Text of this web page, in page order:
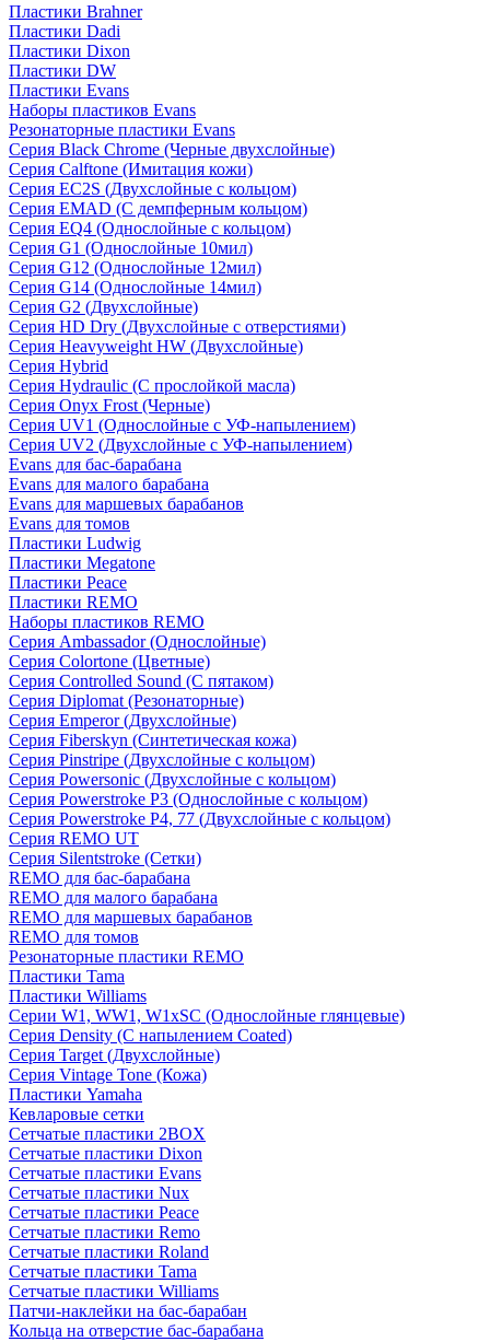
Пластики Brahner
Пластики Dadi
Пластики Dixon
Пластики DW
Пластики Evans
Наборы пластиков Evans
Резонаторные пластики Evans
Серия Black Chrome (Черные двухслойные)
Серия Calftone (Имитация кожи)
Серия EC2S (Двухслойные с кольцом)
Серия EMAD (С демпферным кольцом)
Серия EQ4 (Однослойные с кольцом)
Серия G1 (Однослойные 10мил)
Серия G12 (Однослойные 12мил)
Серия G14 (Однослойные 14мил)
Серия G2 (Двухслойные)
Серия HD Dry (Двухслойные с отверстиями)
Серия Heavyweight HW (Двухслойные)
Серия Hybrid
Серия Hydraulic (С прослойкой масла)
Серия Onyx Frost (Черные)
Серия UV1 (Однослойные с УФ-напылением)
Серия UV2 (Двухслойные с УФ-напылением)
Evans для бас-барабана
Evans для малого барабана
Evans для маршевых барабанов
Evans для томов
Пластики Ludwig
Пластики Megatone
Пластики Peace
Пластики REMO
Наборы пластиков REMO
Серия Ambassador (Однослойные)
Серия Colortone (Цветные)
Серия Controlled Sound (С пятаком)
Серия Diplomat (Резонаторные)
Серия Emperor (Двухслойные)
Серия Fiberskyn (Синтетическая кожа)
Серия Pinstripe (Двухслойные с кольцом)
Серия Powersonic (Двухслойные с кольцом)
Серия Powerstroke P3 (Однослойные с кольцом)
Серия Powerstroke P4, 77 (Двухслойные с кольцом)
Серия REMO UT
Серия Silentstroke (Сетки)
REMO для бас-барабана
REMO для малого барабана
REMO для маршевых барабанов
REMO для томов
Резонаторные пластики REMO
Пластики Tama
Пластики Williams
Серии W1, WW1, W1xSC (Однослойные глянцевые)
Серия Density (C напылением Coated)
Серия Target (Двухслойные)
Серия Vintage Tone (Кожа)
Пластики Yamaha
Кевларовые сетки
Сетчатые пластики 2BOX
Сетчатые пластики Dixon
Сетчатые пластики Evans
Сетчатые пластики Nux
Сетчатые пластики Peace
Сетчатые пластики Remo
Сетчатые пластики Roland
Сетчатые пластики Tama
Сетчатые пластики Williams
Патчи-наклейки на бас-барабан
Кольца на отверстие бас-барабана